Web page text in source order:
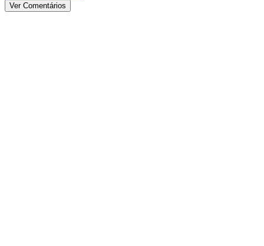
Ver Comentários